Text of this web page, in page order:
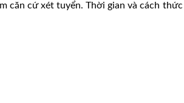
cứ xét tuyển. Thời gian và cách